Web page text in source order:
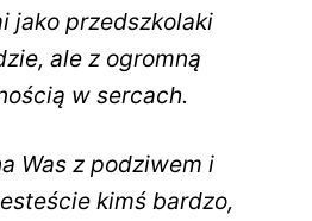
jako przedszkolaki
ale z ogromną
w sercach.
Was z podziwem i
kimś bardzo,